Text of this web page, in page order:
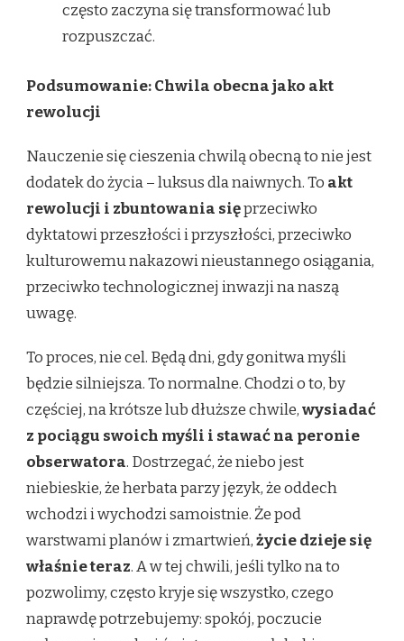
często zaczyna się transformować lub
rozpuszczać.
Podsumowanie: Chwila obecna jako akt
rewolucji
Nauczenie się cieszenia chwilą obecną to nie jest
dodatek do życia – luksus dla naiwnych. To akt
rewolucji i zbuntowania sięprzeciwko
dyktatowi przeszłości i przyszłości, przeciwko
kulturowemu nakazowi nieustannego osiągania,
przeciwko technologicznej inwazji na naszą
uwagę.
To proces, nie cel. Będą dni, gdy gonitwa myśli
będzie silniejsza. To normalne. Chodzi o to, by
częściej, na krótsze lub dłuższe chwile,wysiadać
z pociągu swoich myśli i stawać na peronie
obserwatora. Dostrzegać, że niebo jest
niebieskie, że herbata parzy język, że oddech
wchodzi i wychodzi samoistnie. Że pod
warstwami planów i zmartwień,życie dzieje się
właśnie teraz. A w tej chwili, jeśli tylko na to
pozwolimy, często kryje się wszystko, czego
naprawdę potrzebujemy: spokój, poczucie